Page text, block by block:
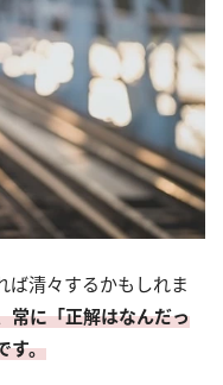
ば清々するかもしれま
常に「正解はなんだっ
す。